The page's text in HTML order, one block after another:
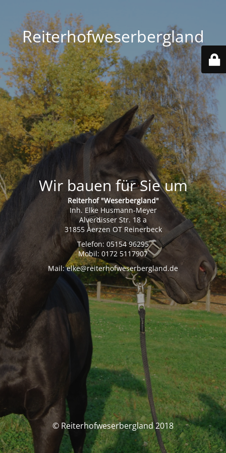
Reiterhofweserbergland
Wir bauen für Sie um
Reiterhof "Weserbergland"
Inh. Elke Husmann-Meyer
Alverdisser Str. 18 a
31855 Aerzen OT Reinerbeck
Telefon: 05154 96295
Mobil: 0172 5117907
Mail: elke@reiterhofweserbergland.de
© Reiterhofweserbergland 2018